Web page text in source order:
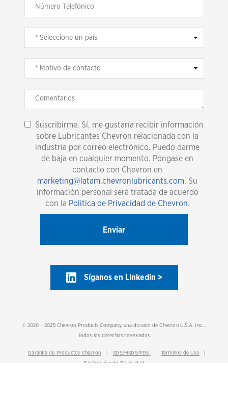
Suscribirme. Sí, me gustaría recibir información
sobre Lubricantes Chevron relacionada con la
industria por correo electrónico. Puedo darme
de baja en cualquier momento. Póngase en
contacto con Chevron en
marketing@latam.chevronlubricants.com. Su
información personal será tratada de acuerdo
con la Politica de Privacidad de Chevron.
Síganos en Linkedin >
© 2020 - 2025 Chevron Products Company, una división de Chevron U.S.A. Inc. .
Todos los derechos reservados
Garantía de Productos Chevron SDS/MSDS/PDS
Términos de Uso
Declaración de Privacidad